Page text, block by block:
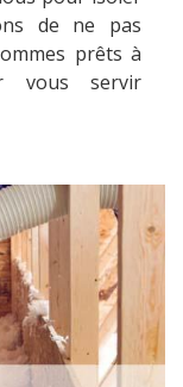
de ne pas
prêts à
vous servir